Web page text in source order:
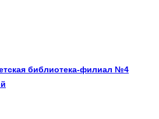
библиотека-филиал №4